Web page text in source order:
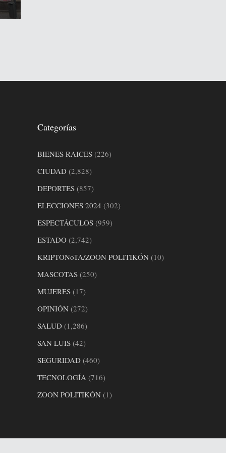
Categorías
BIENES RAICES(226)
CIUDAD(2,828)
DEPORTES(857)
ELECCIONES 2024 (302)
ESPECTÁCULOS(959)
ESTADO(2,742)
KRIPTONoTA/ZOON POLITIKÓN(10)
MASCOTAS(250)
MUJERES(17)
OPINIÓN(272)
SALUD(1,286)
SAN LUIS(42)
SEGURIDAD(460)
TECNOLOGÍA (716)
ZOON POLITIKÓN(1)